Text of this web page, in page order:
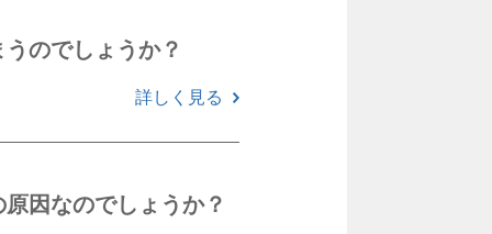
のでしょうか？
詳しく見る
因なのでしょうか？